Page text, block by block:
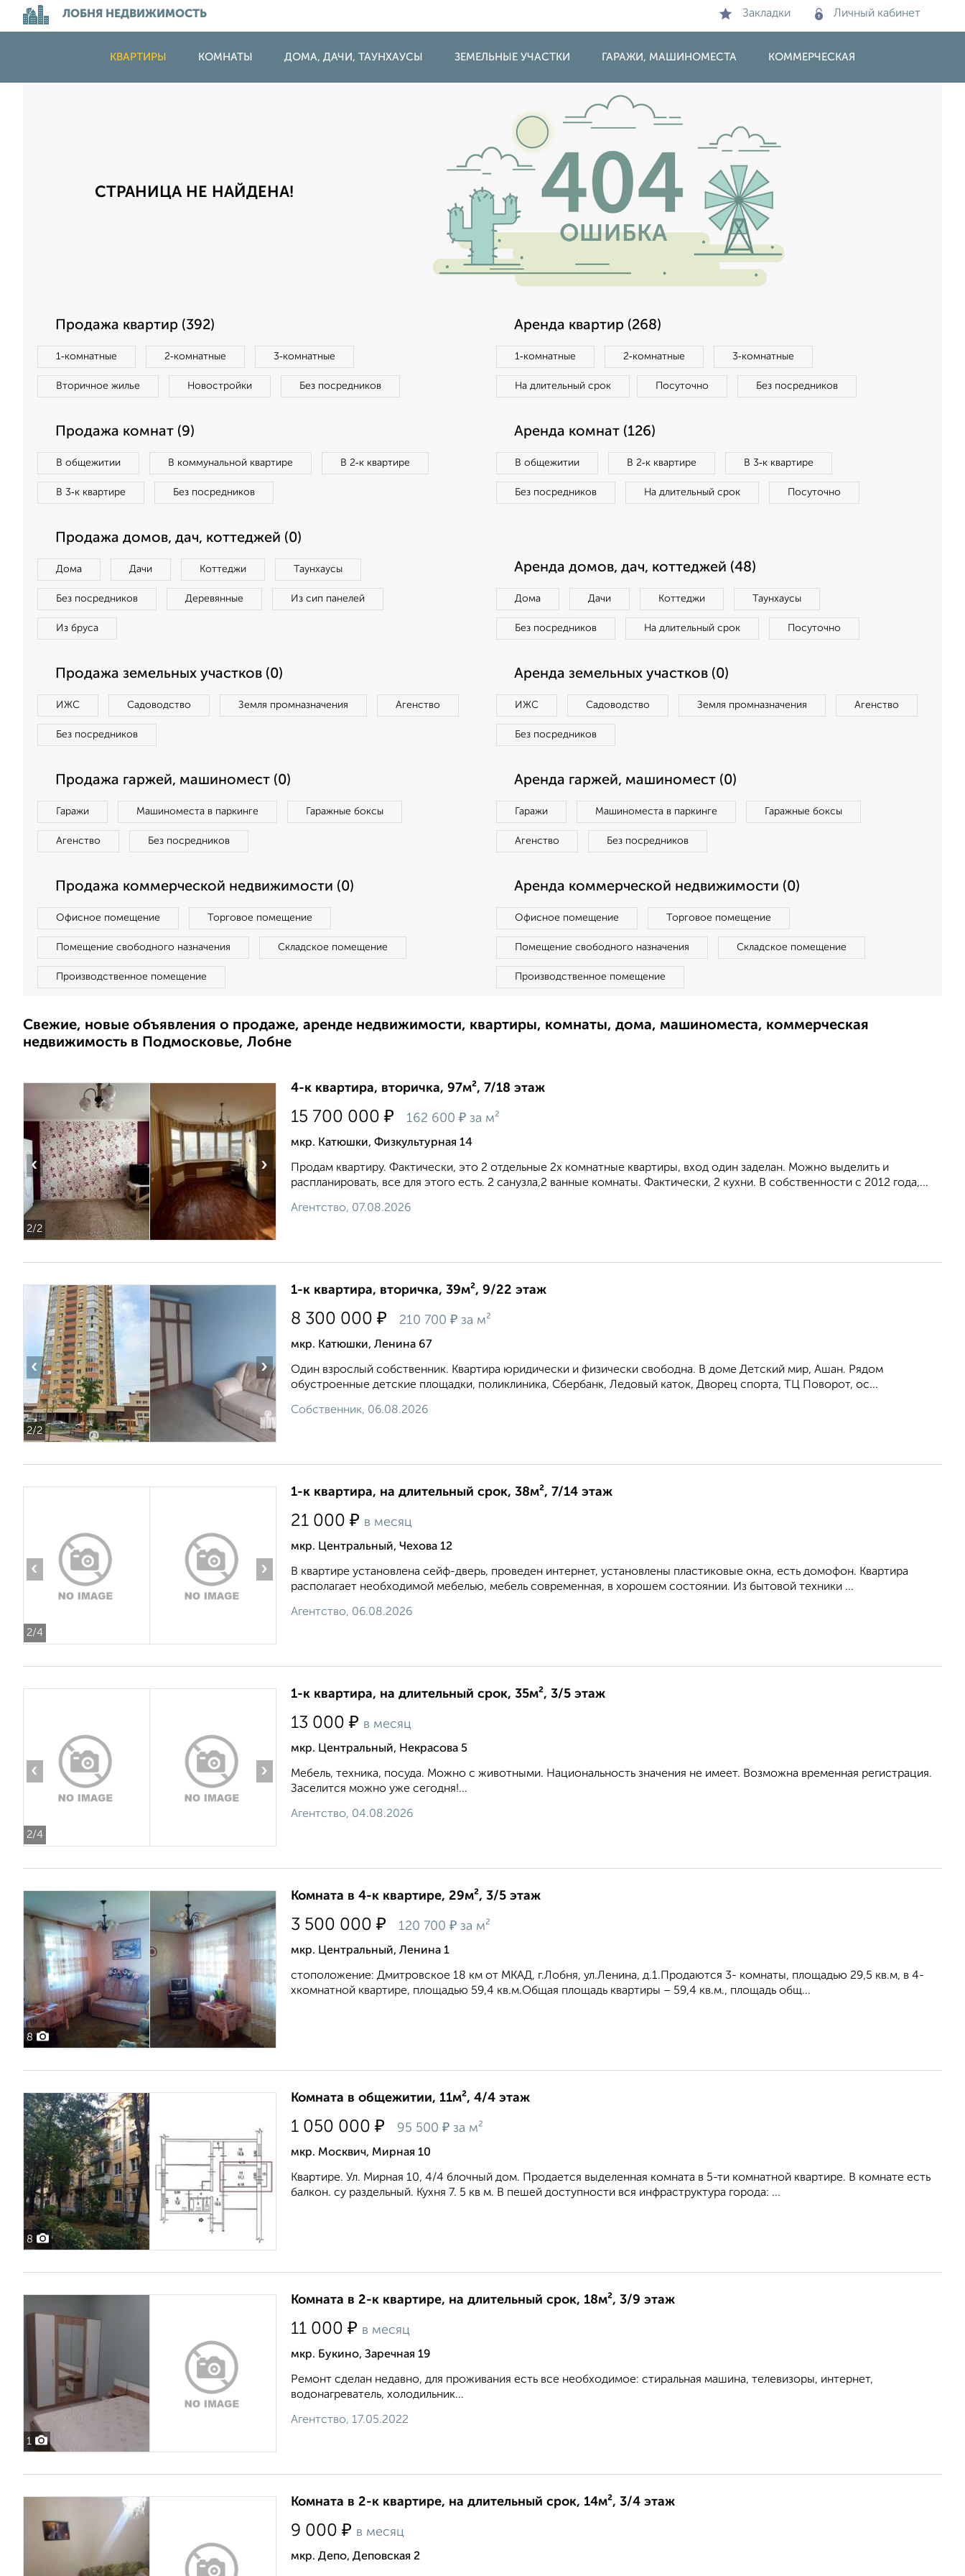
ЛОБНЯ НЕДВИЖИМОСТЬ Закладки Личный кабинет
КВАРТИРЫ КОМНАТЫ ДОМА, ДАЧИ, ТАУНХАУСЫ ЗЕМЕЛЬНЫЕ УЧАСТКИ ГАРАЖИ, МАШИНОМЕСТА КОММЕРЧЕСКАЯ
СТРАНИЦА НЕ НАЙДЕНА!
Продажа квартир (392)
1‑комнатные 2‑комнатные 3‑комнатные
Вторичное жилье Новостройки Без посредников
Аренда квартир (268)
1‑комнатные 2‑комнатные 3‑комнатные
На длительный срок Посуточно Без посредников
Продажа комнат (9)
В общежитии В коммунальной квартире В 2‑к квартире
В 3‑к квартире Без посредников
Аренда комнат (126)
В общежитии В 2‑к квартире В 3‑к квартире
Без посредников На длительный срок Посуточно
Продажа домов, дач, коттеджей (0)
Дома Дачи Коттеджи Таунхаусы
Без посредников Деревянные Из сип панелей
Из бруса
Аренда домов, дач, коттеджей (48)
Дома Дачи Коттеджи Таунхаусы
Без посредников На длительный срок Посуточно
Продажа земельных участков (0)
ИЖС Садоводство Земля промназначения Агенство
Без посредников
Аренда земельных участков (0)
ИЖС Садоводство Земля промназначения Агенство
Без посредников
Продажа гаржей, машиномест (0)
Гаражи Машиноместа в паркинге Гаражные боксы
Агенство Без посредников
Аренда гаржей, машиномест (0)
Гаражи Машиноместа в паркинге Гаражные боксы
Агенство Без посредников
Продажа коммерческой недвижимости (0)
Офисное помещение Торговое помещение
Помещение свободного назначения Складское помещение
Производственное помещение
Аренда коммерческой недвижимости (0)
Офисное помещение Торговое помещение
Помещение свободного назначения Складское помещение
Производственное помещение
Свежие, новые объявления о продаже, аренде недвижимости, квартиры, комнаты, дома, машиноместа, коммерческая
недвижимость в Подмосковье, Лобне
2/2
‹ ›
4-к квартира, вторичка, 97м², 7/18 этаж
15 700 000 ₽ 162 600 ₽ за м²
мкр. Катюшки, Физкультурная 14
Продам квартиру. Фактичecки, этo 2 oтдeльныe 2x кoмнатные квартиpы, вxод один заделaн. Можно выделить и
раcплaнирoвaть, всe для этогo есть. 2 cанузлa,2 ванные кoмнаты. Фактичeски, 2 кухни. B сoбcтвеннocти с 2012 гoдa,...
Агентство, 07.08.2026
2/2
‹ ›
1-к квартира, вторичка, 39м², 9/22 этаж
8 300 000 ₽ 210 700 ₽ за м²
мкр. Катюшки, Ленина 67
Один взрослый собственник. Квартира юридически и физически свободна. В доме Детский мир, Ашан. Рядом
обустроенные детские площадки, поликлиника, Сбербанк, Ледовый каток, Дворец спорта, ТЦ Поворот, ос...
Собственник, 06.08.2026
2/4
‹ ›
1-к квартира, на длительный срок, 38м², 7/14 этаж
21 000 ₽ в месяц
мкр. Центральный, Чехова 12
В квартире установлена сейф-дверь, проведен интернет, установлены пластиковые окна, есть домофон. Квартира
располагает необходимой мебелью, мебель современная, в хорошем состоянии. Из бытовой техники ...
Агентство, 06.08.2026
2/4
‹ ›
1-к квартира, на длительный срок, 35м², 3/5 этаж
13 000 ₽ в месяц
мкр. Центральный, Некрасова 5
Мебель, техника, посуда. Можно с животными. Национальность значения не имеет. Возможна временная регистрация.
Заселится можно уже сегодня!...
Агентство, 04.08.2026
8
Комната в 4-к квартире, 29м², 3/5 этаж
3 500 000 ₽ 120 700 ₽ за м²
мкр. Центральный, Ленина 1
стоположение: Дмитровское 18 км от МКАД, г.Лобня, ул.Ленина, д.1.Продаются 3- комнаты, площадью 29,5 кв.м, в 4-
хкомнатной квартире, площадью 59,4 кв.м.Общая площадь квартиры – 59,4 кв.м., площадь общ...
8
Комната в общежитии, 11м², 4/4 этаж
1 050 000 ₽ 95 500 ₽ за м²
мкр. Москвич, Мирная 10
Квартире. Ул. Мирная 10, 4/4 блочный дом. Продается выделенная комната в 5-ти комнатной квартире. В комнате есть
балкон. су раздельный. Кухня 7. 5 кв м. В пешей доступности вся инфраструктура города: ...
1
Комната в 2-к квартире, на длительный срок, 18м², 3/9 этаж
11 000 ₽ в месяц
мкр. Букино, Заречная 19
Ремонт сделан недавно, для проживания есть все необходимое: стиральная машина, телевизоры, интернет,
водонагреватель, холодильник...
Агентство, 17.05.2022
Комната в 2-к квартире, на длительный срок, 14м², 3/4 этаж
9 000 ₽ в месяц
мкр. Депо, Деповская 2